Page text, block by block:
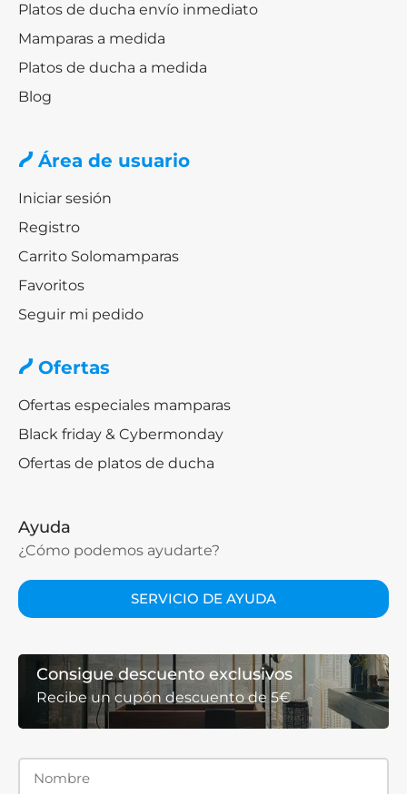
Platos de ducha envío inmediato
Mamparas a medida
Platos de ducha a medida
Blog
Área de usuario
Iniciar sesión
Registro
Carrito Solomamparas
Favoritos
Seguir mi pedido
Ofertas
Ofertas especiales mamparas
Black friday & Cybermonday
Ofertas de platos de ducha
Ayuda
¿Cómo podemos ayudarte?
SERVICIO DE AYUDA
Consigue descuento exclusivos
Recibe un cupón descuento de 5€